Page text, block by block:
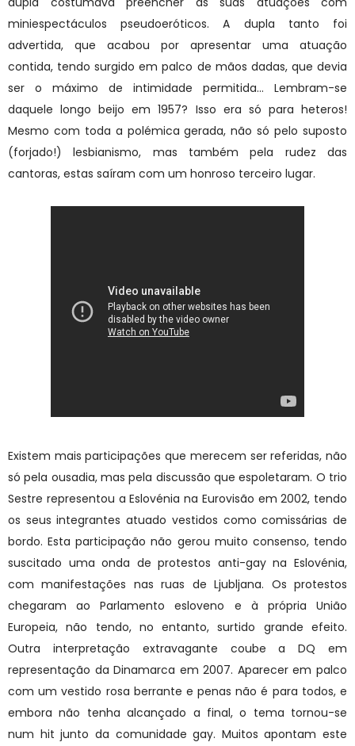
miniespectáculos pseudoeróticos. A dupla tanto foi
advertida, que acabou por apresentar uma atuação
contida, tendo surgido em palco de mãos dadas, que devia
ser o máximo de intimidade permitida... Lembram-se
daquele longo beijo em 1957? Isso era só para heteros!
Mesmo com toda a polémica gerada, não só pelo suposto
(forjado!) lesbianismo, mas também pela rudez das
cantoras, estas saíram com um honroso terceiro lugar.
Existem mais participações que merecem ser referidas, não
só pela ousadia, mas pela discussão que espoletaram. O trio
Sestre representou a Eslovénia na Eurovisão em 2002, tendo
os seus integrantes atuado vestidos como comissárias de
bordo. Esta participação não gerou muito consenso, tendo
suscitado uma onda de protestos anti-gay na Eslovénia,
com manifestações nas ruas de Ljubljana. Os protestos
chegaram ao Parlamento esloveno e à própria União
Europeia, não tendo, no entanto, surtido grande efeito.
Outra interpretação extravagante coube a DQ em
representação da Dinamarca em 2007. Aparecer em palco
com um vestido rosa berrante e penas não é para todos, e
embora não tenha alcançado a final, o tema tornou-se
num hit junto da comunidade gay. Muitos apontam este